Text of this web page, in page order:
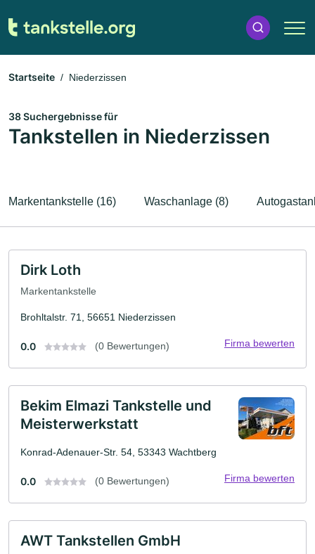
Startseite Niederzissen
38 Suchergebnisse für
Tankstellen in Niederzissen
Markentankstelle (16) Waschanlage (8)
Dirk Loth
Markentankstelle
Brohltalstr. 71, 56651 Niederzissen
0.0 (0 Bewertungen) Firma bewerten
Bekim Elmazi Tankstelle und
Meisterwerkstatt
Konrad-Adenauer-Str. 54, 53343 Wachtberg
0.0 (0 Bewertungen) Firma bewerten
AWT Tankstellen GmbH